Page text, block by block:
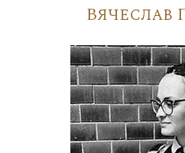
Вячеслав